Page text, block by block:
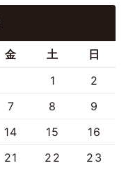
金 土 日
1
2
7 8
9
14 15
16
21 22
23